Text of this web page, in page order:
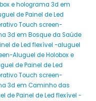
e holograma 3d em
de Painel de Led
Touch screen-
3d em Bosque da Saúde
de Led flexível -aluguel
Aluguel de Holobox e
de Painel de Led
Touch screen-
3d em Caminho das
de Painel de Led flexível -